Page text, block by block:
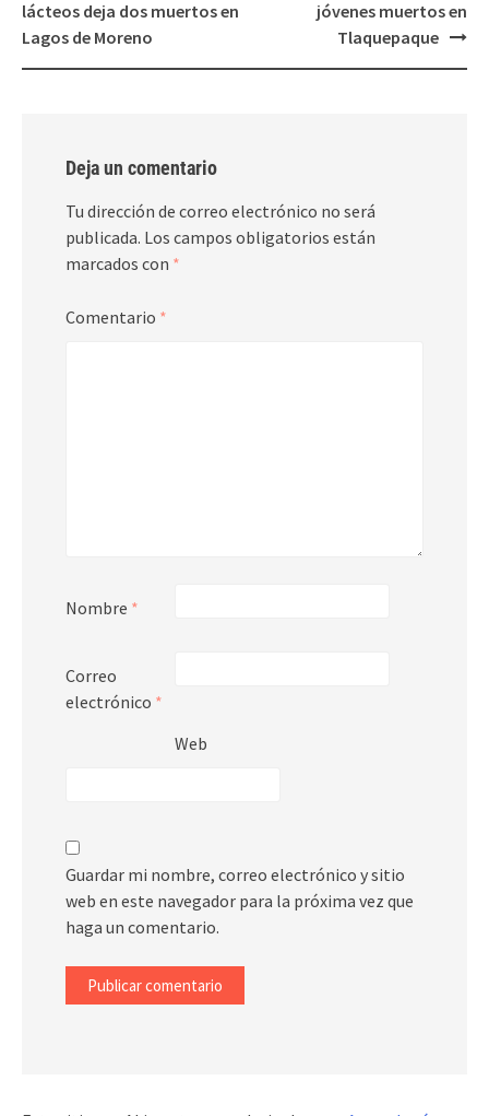
navigation
lácteos deja dos muertos en
Lagos de Moreno
jóvenes muertos en
Tlaquepaque
Deja un comentario
Tu dirección de correo electrónico no será
publicada. Los campos obligatorios están
marcados con *
Comentario *
Nombre *
Correo
electrónico *
Web
Guardar mi nombre, correo electrónico y sitio
web en este navegador para la próxima vez que
haga un comentario.